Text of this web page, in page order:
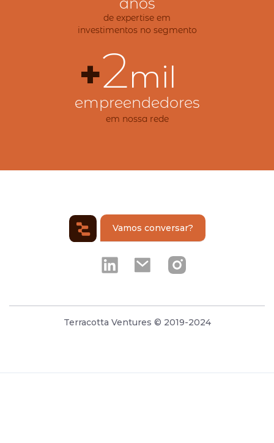
anos
de expertise em
investimentos no segmento
+2mil
empreendedores
em nossa rede
Vamos conversar?
Terracotta Ventures © 2019-2024